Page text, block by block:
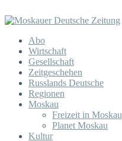
Abo
Wirtschaft
Gesellschaft
Zeitgeschehen
Russlands Deutsche
Regionen
Moskau
Freizeit in Moskau
Planet Moskau
Kultur